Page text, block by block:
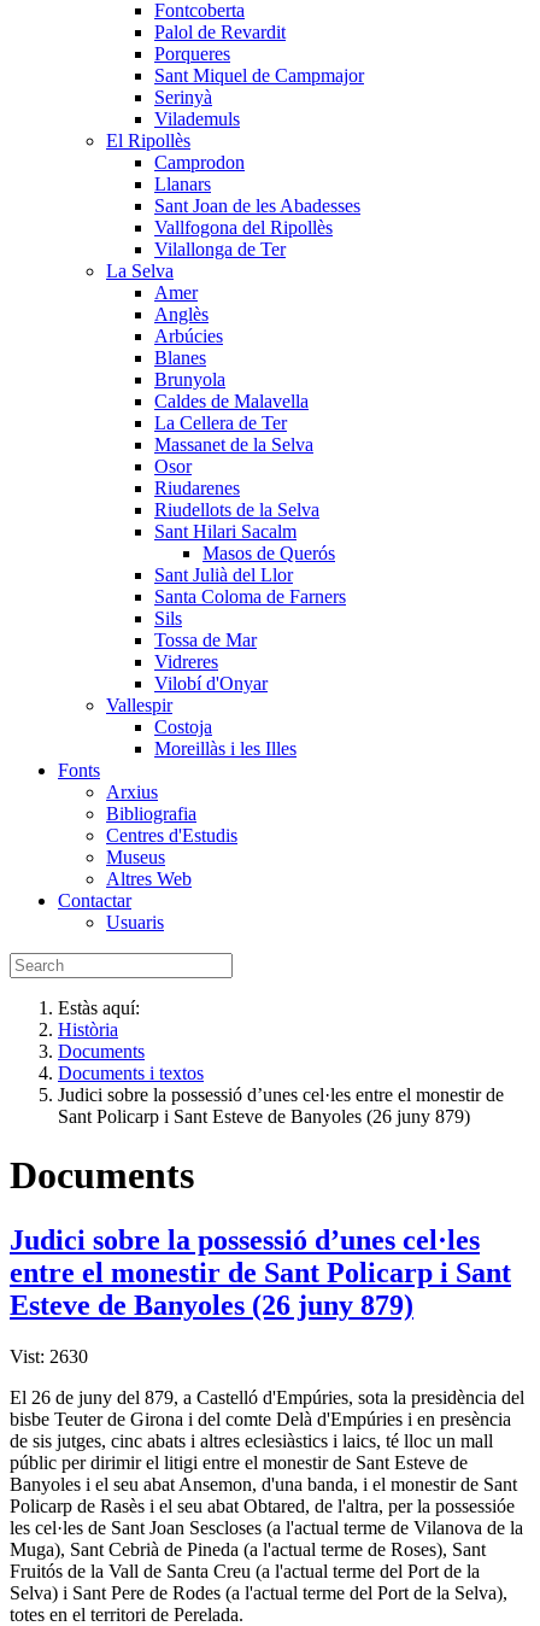
Fontcoberta
Palol de Revardit
Porqueres
Sant Miquel de Campmajor
Serinyà
Vilademuls
El Ripollès
Camprodon
Llanars
Sant Joan de les Abadesses
Vallfogona del Ripollès
Vilallonga de Ter
La Selva
Amer
Anglès
Arbúcies
Blanes
Brunyola
Caldes de Malavella
La Cellera de Ter
Massanet de la Selva
Osor
Riudarenes
Riudellots de la Selva
Sant Hilari Sacalm
Masos de Querós
Sant Julià del Llor
Santa Coloma de Farners
Sils
Tossa de Mar
Vidreres
Vilobí d'Onyar
Vallespir
Costoja
Moreillàs i les Illes
Fonts
Arxius
Bibliografia
Centres d'Estudis
Museus
Altres Web
Contactar
Usuaris
Estàs aquí:
Història
Documents
Documents i textos
Judici sobre la possessió d’unes cel·les entre el monestir de
Sant Policarp i Sant Esteve de Banyoles (26 juny 879)
Documents
Judici sobre la possessió d’unes cel·les
entre el monestir de Sant Policarp i Sant
Esteve de Banyoles (26 juny 879)
Vist: 2630
El 26 de juny del 879, a Castelló d'Empúries, sota la presidència del
bisbe Teuter de Girona i del comte Delà d'Empúries i en presència
de sis jutges, cinc abats i altres eclesiàstics i laics, té lloc un mall
públic per dirimir el litigi entre el monestir de Sant Esteve de
Banyoles i el seu abat Ansemon, d'una banda, i el monestir de Sant
Policarp de Rasès i el seu abat Obtared, de l'altra, per la possessióe
les cel·les de Sant Joan Sescloses (a l'actual terme de Vilanova de la
Muga), Sant Cebrià de Pineda (a l'actual terme de Roses), Sant
Fruitós de la Vall de Santa Creu (a l'actual terme del Port de la
Selva) i Sant Pere de Rodes (a l'actual terme del Port de la Selva),
totes en el territori de Perelada.